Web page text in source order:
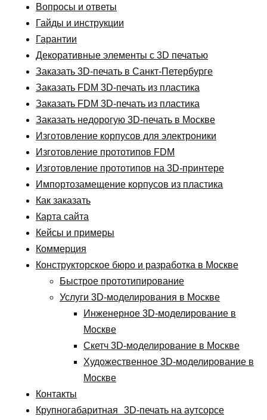
Вопросы и ответы
Гайды и инструкции
Гарантии
Декоративные элементы с 3D печатью
Заказать 3D-печать в Санкт-Петербурге
Заказать FDM 3D-печать из пластика
Заказать FDM 3D-печать из пластика
Заказать недорогую 3D-печать в Москве
Изготовление корпусов для электроники
Изготовление прототипов FDM
Изготовление прототипов на 3D-принтере
Импортозамещение корпусов из пластика
Как заказать
Карта сайта
Кейсы и примеры
Коммерция
Конструкторское бюро и разработка в Москве
Быстрое прототипирование
Услуги 3D-моделирования в Москве
Инженерное 3D-моделирование в
Москве
Скетч 3D-моделирование в Москве
Художественное 3D-моделирование в
Москве
Контакты
Крупногабаритная 3D-печать на аутсорсе